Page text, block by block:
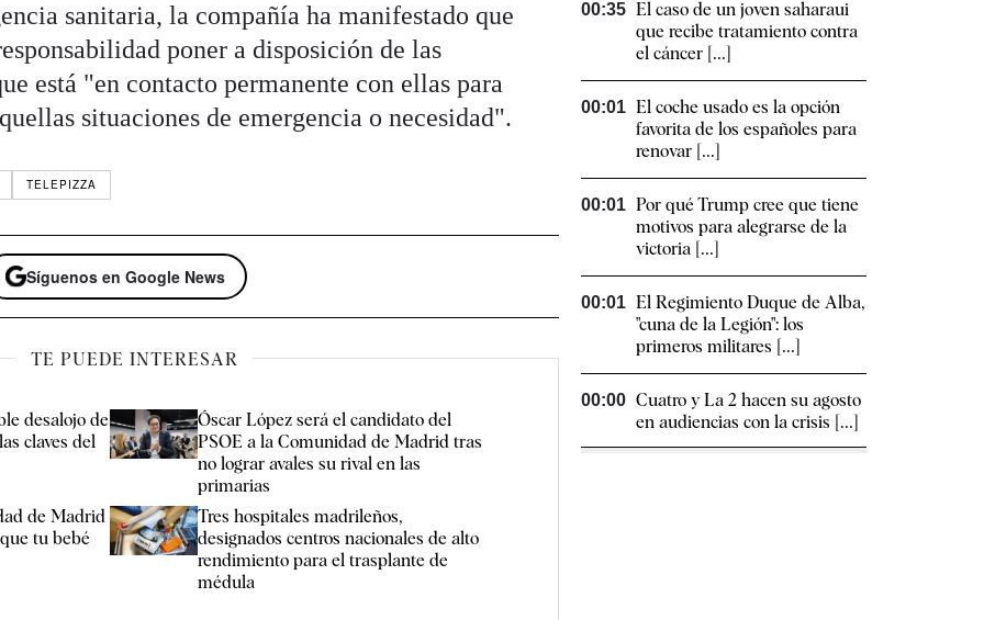
sanitaria, la compañía ha manifestado que
poner a disposición de las
está "en contacto permanente con ellas para
situaciones de emergencia o necesidad".
TELEPIZZA
Síguenos en Google News
TE PUEDE INTERESAR
desalojo de
claves del
Óscar López será el candidato del
PSOE a la Comunidad de Madrid tras
no lograr avales su rival en las
primarias
de Madrid
tu bebé
Tres hospitales madrileños,
designados centros nacionales de alto
rendimiento para el trasplante de
médula
00:35 El caso de un joven saharaui
que recibe tratamiento contra
el cáncer [...]
00:01 El coche usado es la opción
favorita de los españoles para
renovar [...]
00:01 Por qué Trump cree que tiene
motivos para alegrarse de la
victoria [...]
00:01 El Regimiento Duque de Alba,
"cuna de la Legión": los
primeros militares [...]
00:00 Cuatro y La 2 hacen su agosto
en audiencias con la crisis [...]